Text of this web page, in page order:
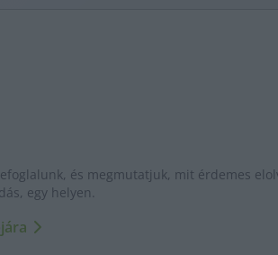
és megmutatjuk, mit érdemes
egy helyen.